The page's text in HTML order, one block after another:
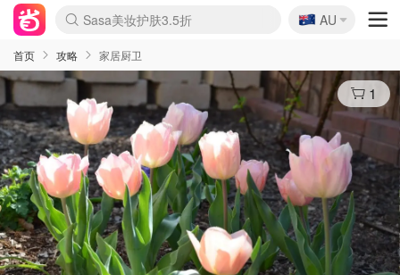
lululemon折扣上新
Sasa美妆护肤3.5折
SSENSE年中2.5折
FreshBeauty好价汇总
Cettire降价+叠9折
WWS Coles超市实拍
viagogo二手票捡漏
Myer超级周末
The Outnet奢牌1折起
David Jones 3折起
Flannels大牌1折
Perfumes Club护肤1折
AMIRO面罩$251
Amazon折扣汇总
eToro入金$200送$50
Amazon数码好物
ICONIC本周7.5折
ThedoubleF高奢地板价
Moose Knuckles 6折
丝芙兰5折起
EUFY摄像头$98
Selenichast首饰2折
Trip机票酒店促销
YSL送5件彩妆礼
Amazon家居好物
Amazon美妆护肤
雅漾大喷$8
过敏原检测盒$33
伊索独家赠50ml沐浴露
科颜氏高保湿面霜$29
SEALIFE海洋馆门票6折
丝塔芙大白罐$16
订阅Newsletter送香薰
Cult Beauty 6.8折
Harrods圣诞日历$525
LN-CC奢牌私促3折
d'Alba空姐喷雾$16
EVE LOM套装£56
Bernardelli独家4折
Adore Beauty 6折起
CT圣诞日历
Mytheresa奢品2.7折
Luxury Escapes 9折
Currentbody美容仪$881
MOON Garden Live
Roborock扫地机$649
Tingo Life水杯$24
Valentino官网5折
CR洗护套装$23
修丽可4件套$159
Myer彩妆2件7折
GANNI官网4.5折
Stylevana韩妆4折
Tessabit高奢8.5折
OGX洗发水$11
Amazon阿德莱德次日达
卡诗8.5折+赠礼
Philips Hue灯具8折
🇦🇺
AU
首页 攻略 家居厨卫
1